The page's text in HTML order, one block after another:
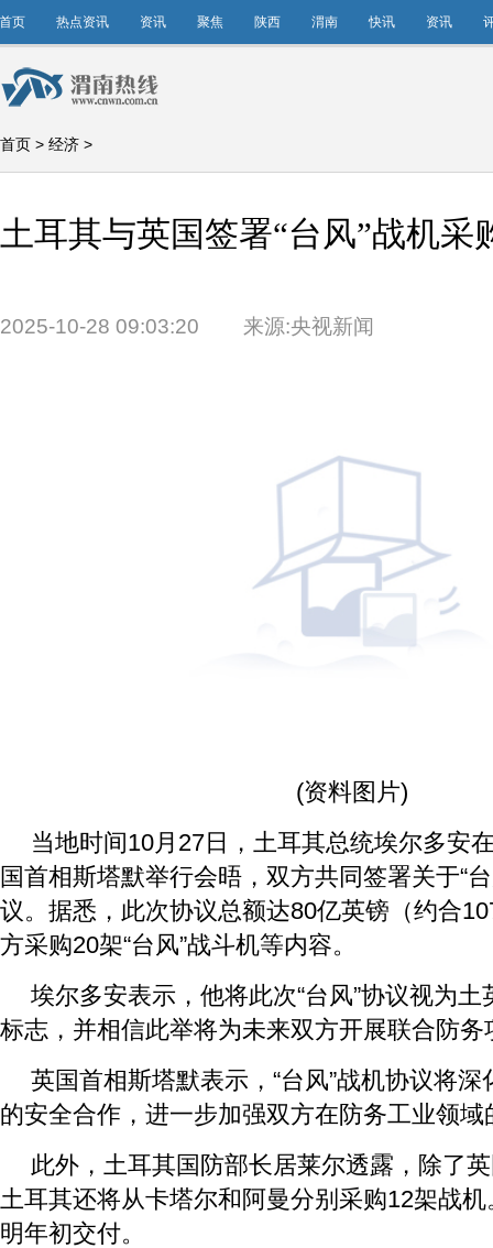
首页 热点资讯 资讯 聚焦 陕西 渭南 快讯 资讯
首页 > 经济 >
土耳其与英国签署“台风”战机采
2025-10-28 09:03:20 来源:央视新闻
(资料图片)
当地时间10月27日，土耳其总统埃尔多安
国首相斯塔默举行会晤，双方共同签署关于“
议。据悉，此次协议总额达80亿英镑（约合
方采购20架“台风”战斗机等内容。
埃尔多安表示，他将此次“台风”协议视为
标志，并相信此举将为未来双方开展联合防务
英国首相斯塔默表示，“台风”战机协议将
的安全合作，进一步加强双方在防务工业领域
此外，土耳其国防部长居莱尔透露，除了
土耳其还将从卡塔尔和阿曼分别采购12架战
明年初交付。